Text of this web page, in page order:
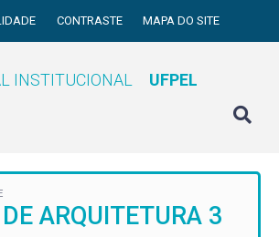
CONTRASTE MAPA DO SITE
INSTITUCIONAL UFPEL
ARQUITETURA 3